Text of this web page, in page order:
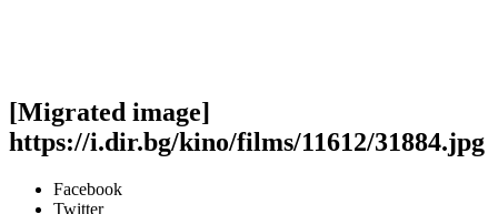
[Migrated image]
https://i.dir.bg/kino/films/11612/31884.jpg
Facebook
Twitter